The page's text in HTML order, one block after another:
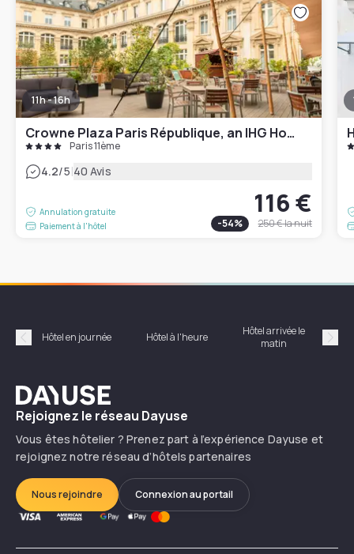
11h - 16h
Crowne Plaza Paris République, an IHG Hotel
Paris 11ème
4.2/5|40 Avis
Annulation gratuite
Paiement à l'hôtel
116 €
-54% 250 €la nuit
Précédent
Hôtel en journée Hôtel à l'heure
Hôtel arrivée le
matin
Dayuse
Rejoignez le réseau Dayuse
Vous êtes hôtelier ? Prenez part à l’expérience Dayuse et
rejoignez notre réseau d’hôtels partenaires
Nous rejoindre Connexion au portail